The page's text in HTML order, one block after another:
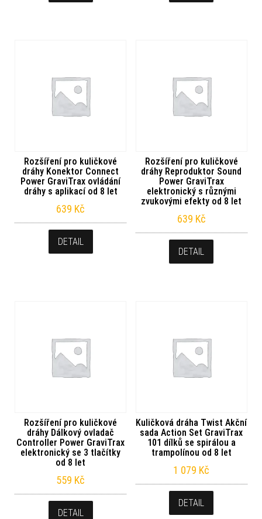
Rozšíření pro kuličkové
dráhy Konektor Connect
Power GraviTrax ovládání
dráhy s aplikací od 8 let
639 Kč
DETAIL
Rozšíření pro kuličkové
dráhy Reproduktor Sound
Power GraviTrax
elektronický s různými
zvukovými efekty od 8 let
639 Kč
DETAIL
Rozšíření pro kuličkové
dráhy Dálkový ovladač
Controller Power GraviTrax
elektronický se 3 tlačítky
od 8 let
559 Kč
DETAIL
Kuličková dráha Twist Akční
sada Action Set GraviTrax
101 dílků se spirálou a
trampolínou od 8 let
1 079 Kč
DETAIL